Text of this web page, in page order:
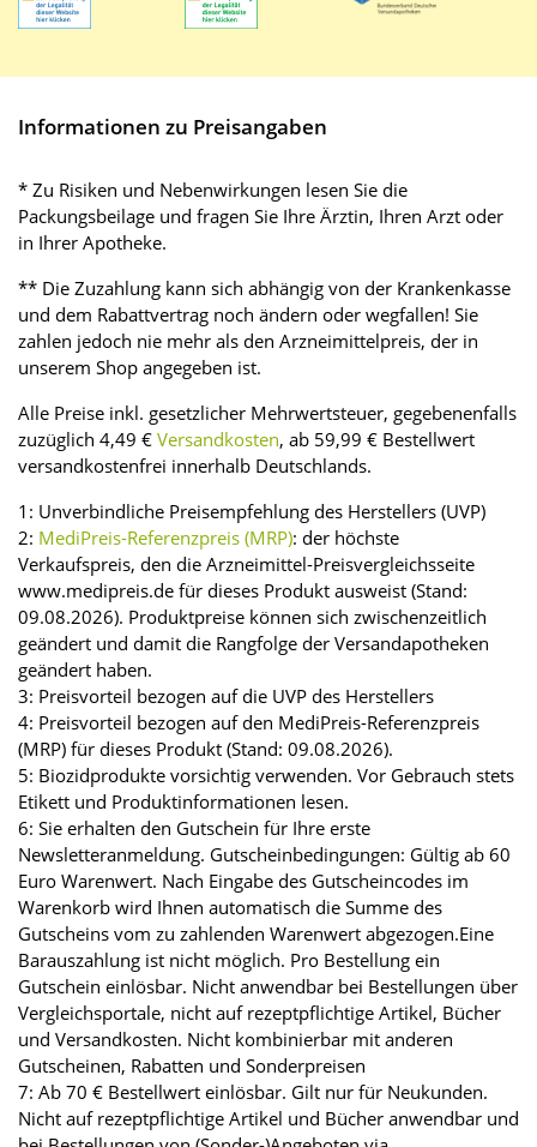
Informationen zu Preisangaben
* Zu Risiken und Nebenwirkungen lesen Sie die
Packungsbeilage und fragen Sie Ihre Ärztin, Ihren Arzt oder
in Ihrer Apotheke.
** Die Zuzahlung kann sich abhängig von der Krankenkasse
und dem Rabattvertrag noch ändern oder wegfallen! Sie
zahlen jedoch nie mehr als den Arzneimittelpreis, der in
unserem Shop angegeben ist.
Alle Preise inkl. gesetzlicher Mehrwertsteuer, gegebenenfalls
zuzüglich 4,49 € Versandkosten, ab 59,99 € Bestellwert
versandkostenfrei innerhalb Deutschlands.
1: Unverbindliche Preisempfehlung des Herstellers (UVP)
2: MediPreis-Referenzpreis (MRP): der höchste
Verkaufspreis, den die Arzneimittel-Preisvergleichsseite
www.medipreis.de für dieses Produkt ausweist (Stand:
09.08.2026). Produktpreise können sich zwischenzeitlich
geändert und damit die Rangfolge der Versandapotheken
geändert haben.
3: Preisvorteil bezogen auf die UVP des Herstellers
4: Preisvorteil bezogen auf den MediPreis-Referenzpreis
(MRP) für dieses Produkt (Stand: 09.08.2026).
5: Biozidprodukte vorsichtig verwenden. Vor Gebrauch stets
Etikett und Produktinformationen lesen.
6: Sie erhalten den Gutschein für Ihre erste
Newsletteranmeldung. Gutscheinbedingungen: Gültig ab 60
Euro Warenwert. Nach Eingabe des Gutscheincodes im
Warenkorb wird Ihnen automatisch die Summe des
Gutscheins vom zu zahlenden Warenwert abgezogen.Eine
Barauszahlung ist nicht möglich. Pro Bestellung ein
Gutschein einlösbar. Nicht anwendbar bei Bestellungen über
Vergleichsportale, nicht auf rezeptpflichtige Artikel, Bücher
und Versandkosten. Nicht kombinierbar mit anderen
Gutscheinen, Rabatten und Sonderpreisen
7: Ab 70 € Bestellwert einlösbar. Gilt nur für Neukunden.
Nicht auf rezeptpflichtige Artikel und Bücher anwendbar und